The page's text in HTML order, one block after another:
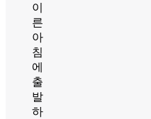
이
른
아
침
에
출
발
하